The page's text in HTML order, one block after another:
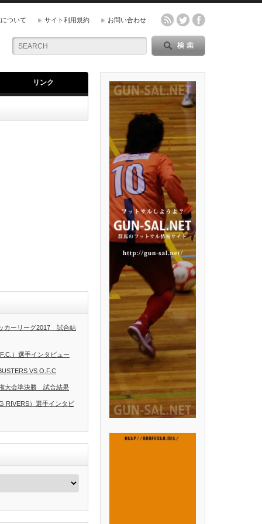
ついて サイト利用規約 お問い合わせ
リンク
カーリーグ2017 試合結
）選手インタビュー
VS O.F.C
大会準決勝 試合結果
RIVERS）選手インタビ